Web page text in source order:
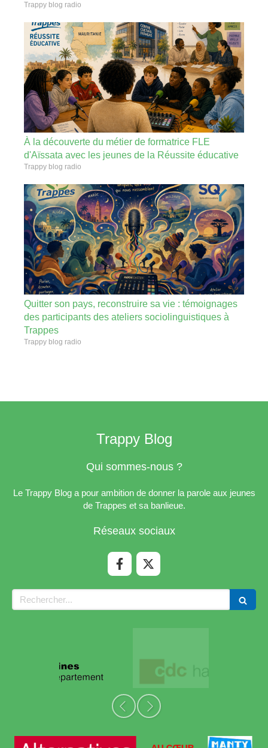
Trappy blog radio
À la découverte du métier de formatrice FLE
d'Aïssata avec les jeunes de la Réussite éducative
Trappy blog radio
Quitter son pays, reconstruire sa vie : témoignages
des participants des ateliers sociolinguistiques à
Trappes
Trappy blog radio
Trappy Blog
Qui sommes-nous ?
Le Trappy Blog a pour ambition de donner la parole aux jeunes
de Trappes et sa banlieue.
Réseaux sociaux
Rechercher
Slide précédent
Slide suivant